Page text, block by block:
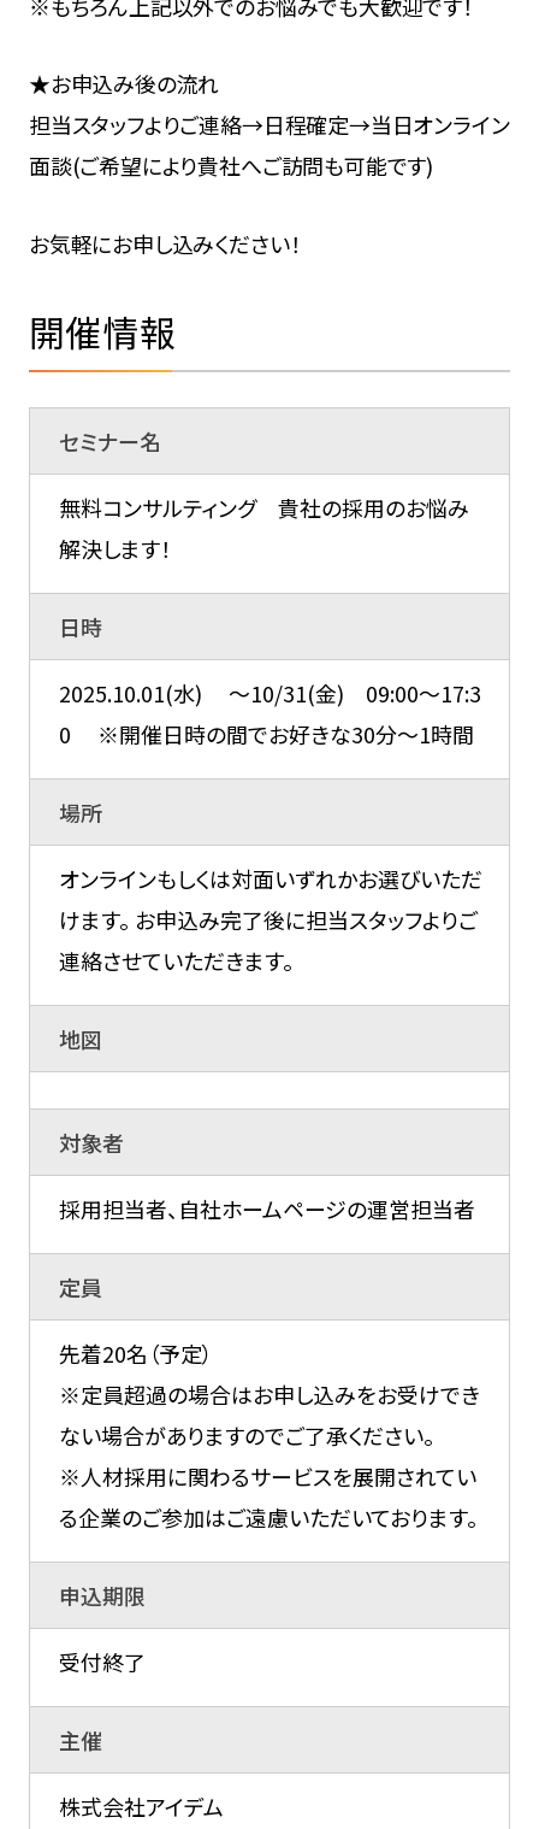
★お申込み後の流れ
担当スタッフよりご連絡→日程確定→当日オンライン
面談(ご希望により貴社へご訪問も可能です)
お気軽にお申し込みください！
開催情報
セミナー名
無料コンサルティング 貴社の採用のお悩み
解決します！
日時
2025.10.01(水) ～10/31(金) 09:00～17:3
0 ※開催日時の間でお好きな30分～1時間
場所
オンラインもしくは対面いずれかお選びいただ
けます。 お申込み完了後に担当スタッフよりご
連絡させていただきます。
地図
対象者
採用担当者、自社ホームページの運営担当者
定員
先着20名（予定）
※定員超過の場合はお申し込みをお受けでき
ない場合がありますのでご了承ください。
※人材採用に関わるサービスを展開されてい
る企業のご参加はご遠慮いただいております。
申込期限
受付終了
主催
株式会社アイデム